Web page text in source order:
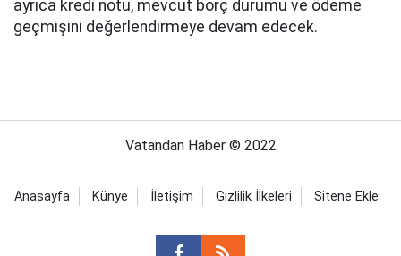
ayrıca kredi notu, mevcut borç durumu ve ödeme
geçmişini değerlendirmeye devam edecek.
Vatandan Haber © 2022
Anasayfa Künye İletişim Gizlilik İlkeleri Sitene Ekle